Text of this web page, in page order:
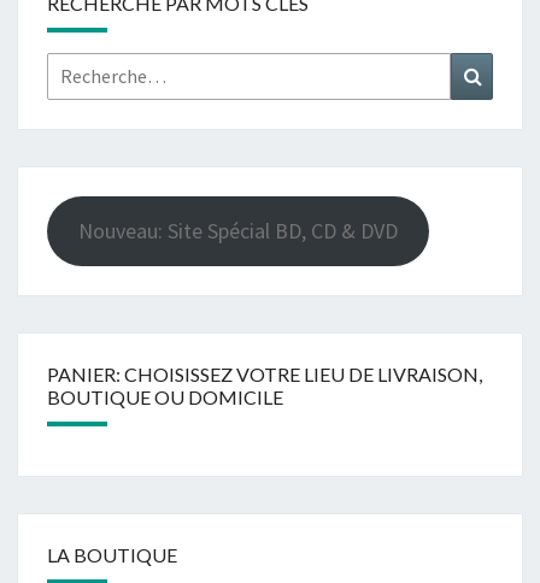
Rechercher :
Nouveau: Site Spécial BD, CD & DVD
PANIER: CHOISISSEZ VOTRE LIEU DE LIVRAISON,
BOUTIQUE OU DOMICILE
LA BOUTIQUE